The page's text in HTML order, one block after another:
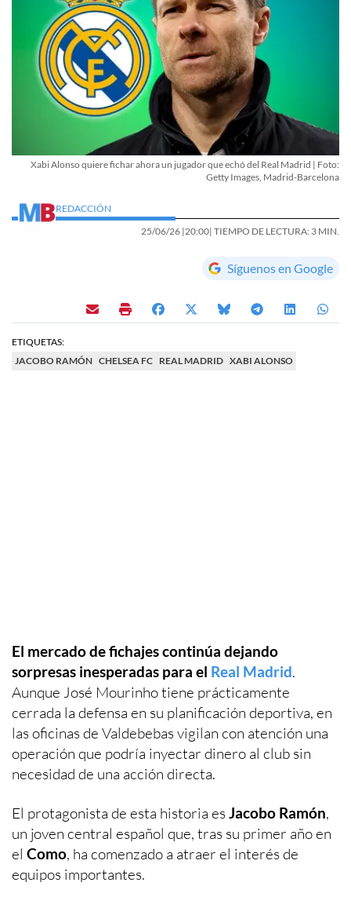
Xabi Alonso quiere fichar ahora un jugador que echó del Real Madrid | Foto:
Getty Images, Madrid-Barcelona
REDACCIÓN
25/06/26 |20:00| TIEMPO DE LECTURA: 3 MIN.
Síguenos en Google
ETIQUETAS:
JACOBO RAMÓN CHELSEA FC REAL MADRID XABI ALONSO
El mercado de fichajes continúa dejando
sorpresas inesperadas para el Real Madrid.
Aunque José Mourinho tiene prácticamente
cerrada la defensa en su planificación deportiva, en
las oficinas de Valdebebas vigilan con atención una
operación que podría inyectar dinero al club sin
necesidad de una acción directa.
El protagonista de esta historia es Jacobo Ramón,
un joven central español que, tras su primer año en
el Como, ha comenzado a atraer el interés de
equipos importantes.